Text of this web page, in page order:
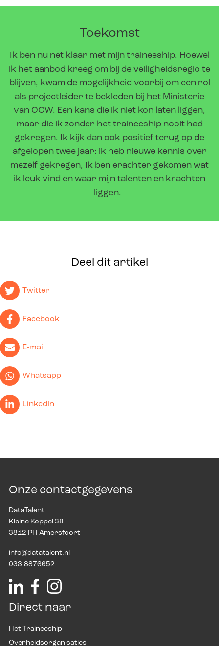
Toekomst
Ik ben nu net klaar met mijn traineeship. Hoewel
ik het aanbod kreeg om bij de veiligheidsregio te
blijven, kwam de mogelijkheid voorbij om een rol
als projectleider te bekleden bij het Ministerie
van OCW. Een kans die ik niet kon laten liggen,
maar die ik zonder het traineeship nooit had
gekregen. Ik kijk dan ook positief terug op de
afgelopen twee jaar: ik heb nieuwe kennis over
mezelf gekregen, Ik ben erachter gekomen wat
ik leuk vind en waar mijn talenten en krachten
liggen.
Deel dit artikel
Twitter
Facebook
E-mail
Whatsapp
LinkedIn
Onze contactgegevens
DataTalent
Kleine Koppel 38
3812 PH Amersfoort
info@datatalent.nl
033-8876652
Direct naar
Het Traineeship
Overheidsorganisaties